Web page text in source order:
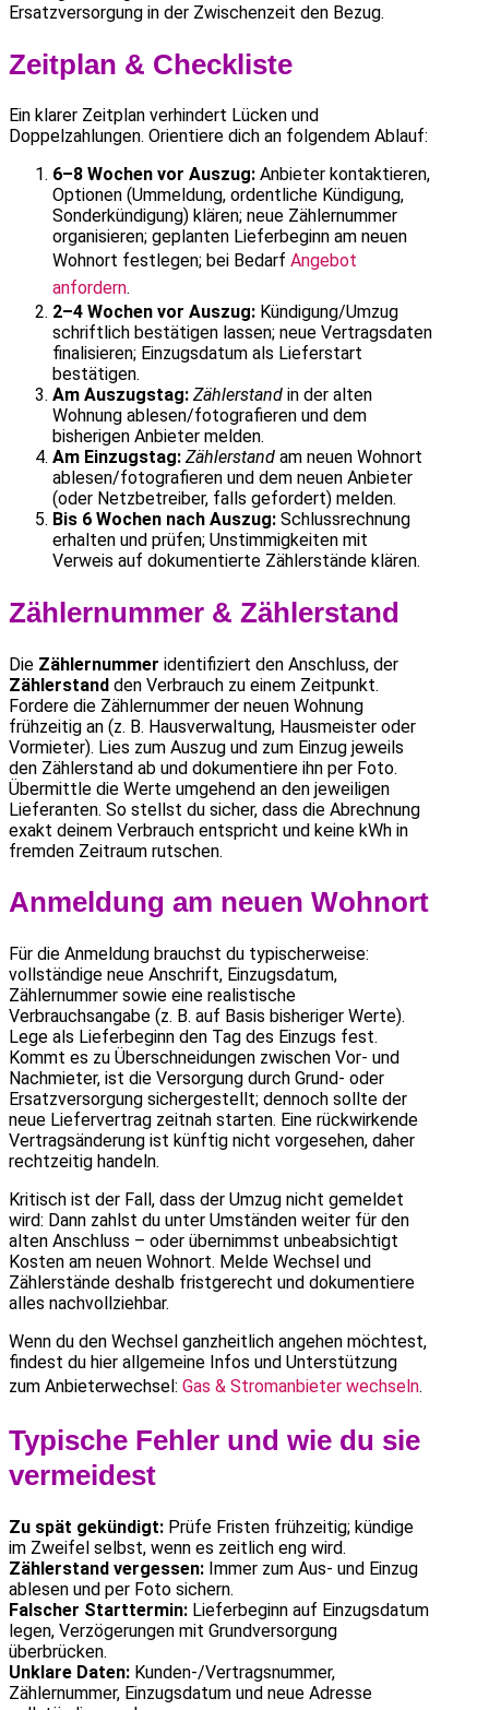
Ersatzversorgung in der Zwischenzeit den Bezug.
Zeitplan & Checkliste
Ein klarer Zeitplan verhindert Lücken und
Doppelzahlungen. Orientiere dich an folgendem Ablauf:
6–8 Wochen vor Auszug: Anbieter kontaktieren,
Optionen (Ummeldung, ordentliche Kündigung,
Sonderkündigung) klären; neue Zählernummer
organisieren; geplanten Lieferbeginn am neuen
Wohnort festlegen; bei Bedarf Angebot
anfordern.
2–4 Wochen vor Auszug: Kündigung/Umzug
schriftlich bestätigen lassen; neue Vertragsdaten
finalisieren; Einzugsdatum als Lieferstart
bestätigen.
Am Auszugstag: Zählerstand in der alten
Wohnung ablesen/fotografieren und dem
bisherigen Anbieter melden.
Am Einzugstag: Zählerstand am neuen Wohnort
ablesen/fotografieren und dem neuen Anbieter
(oder Netzbetreiber, falls gefordert) melden.
Bis 6 Wochen nach Auszug: Schlussrechnung
erhalten und prüfen; Unstimmigkeiten mit
Verweis auf dokumentierte Zählerstände klären.
Zählernummer & Zählerstand
Die Zählernummer identifiziert den Anschluss, der
Zählerstand den Verbrauch zu einem Zeitpunkt.
Fordere die Zählernummer der neuen Wohnung
frühzeitig an (z. B. Hausverwaltung, Hausmeister oder
Vormieter). Lies zum Auszug und zum Einzug jeweils
den Zählerstand ab und dokumentiere ihn per Foto.
Übermittle die Werte umgehend an den jeweiligen
Lieferanten. So stellst du sicher, dass die Abrechnung
exakt deinem Verbrauch entspricht und keine kWh in
fremden Zeitraum rutschen.
Anmeldung am neuen Wohnort
Für die Anmeldung brauchst du typischerweise:
vollständige neue Anschrift, Einzugsdatum,
Zählernummer sowie eine realistische
Verbrauchsangabe (z. B. auf Basis bisheriger Werte).
Lege als Lieferbeginn den Tag des Einzugs fest.
Kommt es zu Überschneidungen zwischen Vor- und
Nachmieter, ist die Versorgung durch Grund- oder
Ersatzversorgung sichergestellt; dennoch sollte der
neue Liefervertrag zeitnah starten. Eine rückwirkende
Vertragsänderung ist künftig nicht vorgesehen, daher
rechtzeitig handeln.
Kritisch ist der Fall, dass der Umzug nicht gemeldet
wird: Dann zahlst du unter Umständen weiter für den
alten Anschluss – oder übernimmst unbeabsichtigt
Kosten am neuen Wohnort. Melde Wechsel und
Zählerstände deshalb fristgerecht und dokumentiere
alles nachvollziehbar.
Wenn du den Wechsel ganzheitlich angehen möchtest,
findest du hier allgemeine Infos und Unterstützung
zum Anbieterwechsel: Gas & Stromanbieter wechseln.
Typische Fehler und wie du sie
vermeidest
Zu spät gekündigt: Prüfe Fristen frühzeitig; kündige
im Zweifel selbst, wenn es zeitlich eng wird.
Zählerstand vergessen: Immer zum Aus- und Einzug
ablesen und per Foto sichern.
Falscher Starttermin: Lieferbeginn auf Einzugsdatum
legen, Verzögerungen mit Grundversorgung
überbrücken.
Unklare Daten: Kunden-/Vertragsnummer,
Zählernummer, Einzugsdatum und neue Adresse